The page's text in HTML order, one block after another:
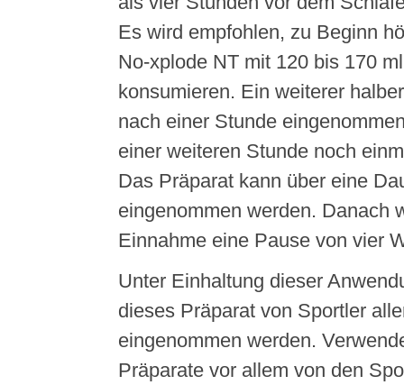
Es wird empfohlen, zu Beginn
No-xplode NT mit 120 bis 170
konsumieren. Ein weiterer
nach einer Stunde
einer weiteren Stunde noch
Das Präparat kann über eine
eingenommen werden. Danach
Einnahme eine Pause von vier
Unter Einhaltung dieser
dieses Präparat von Sportler
eingenommen werden.
Präparate vor allem von den